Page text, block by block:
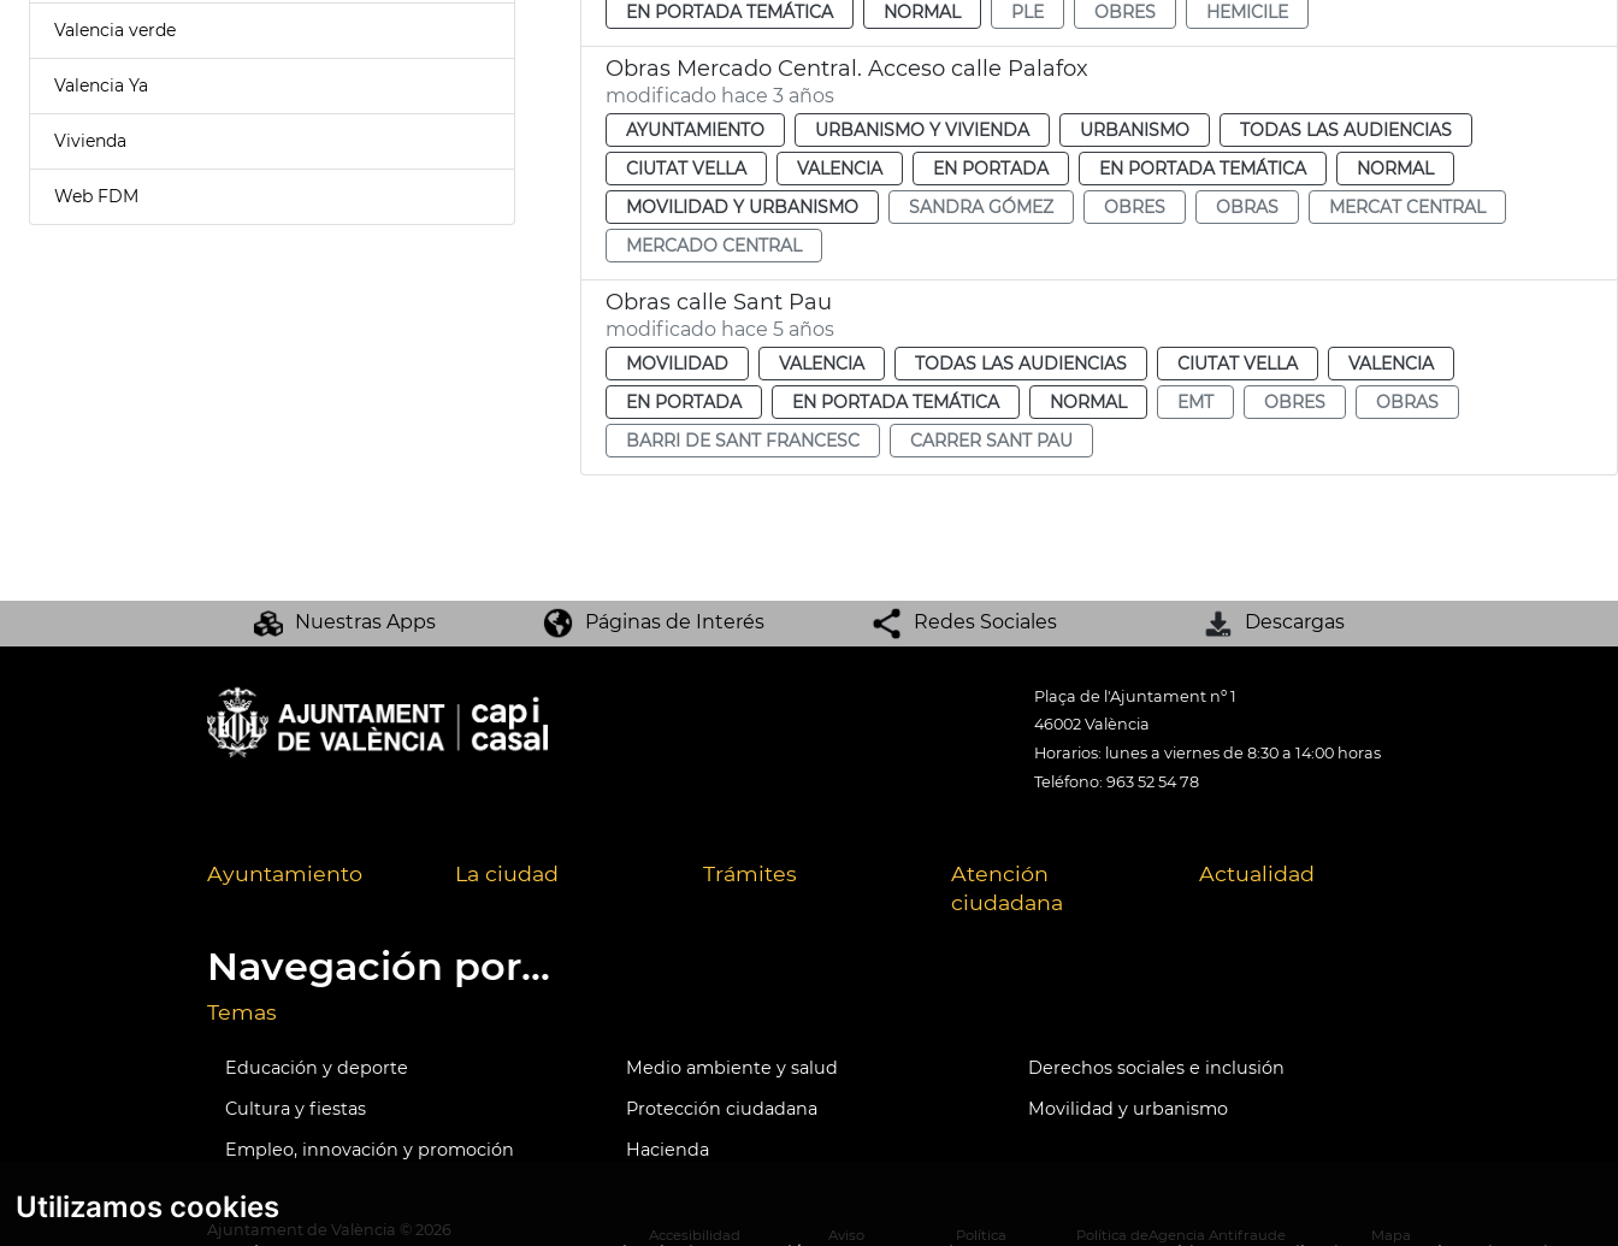
Utilizamos cookies
Valencia verde
Valencia Ya
Vivienda
Web FDM
EN PORTADA TEMÁTICA
NORMAL PLE OBRES HEMICILE
Obras Mercado Central. Acceso calle Palafox
modificado hace 3 años
AYUNTAMIENTO URBANISMO Y VIVIENDA URBANISMO
TODAS LAS AUDIENCIAS
CIUTAT VELLA
VALENCIA EN PORTADA EN PORTADA TEMÁTICA
NORMAL
MOVILIDAD Y URBANISMO
SANDRA GÓMEZ OBRES OBRAS
MERCAT CENTRAL
MERCADO CENTRAL
Obras calle Sant Pau
modificado hace 5 años
MOVILIDAD VALENCIA TODAS LAS AUDIENCIAS CIUTAT VELLA
VALENCIA
EN PORTADA
EN PORTADA TEMÁTICA NORMAL EMT OBRES
OBRAS
BARRI DE SANT FRANCESC
CARRER SANT PAU
Nuestras Apps Páginas de Interés Redes Sociales Descargas
Plaça de l'Ajuntament nº 1
46002 València
Horarios: lunes a viernes de 8:30 a 14:00 horas
Teléfono: 963 52 54 78
Ayuntamiento La ciudad Trámites
Atención
ciudadana
Actualidad
Navegación por...
Temas
Educación y deporte Medio ambiente y salud
Derechos sociales e inclusión
Cultura y fiestas
Protección ciudadana
Movilidad y urbanismo
Empleo, innovación y promoción
Hacienda
Ajuntament de València © 2026 Accesibilidad Aviso Política Política deAgencia Antifraude Mapa